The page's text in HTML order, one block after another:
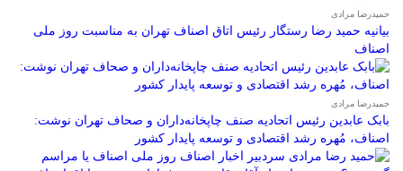
حمیدرضا مرادی
بیانیه حمید رضا رستگار رئیس اتاق اصناف تهران به مناسبت روز ملی
اصناف
حمیدرضا مرادی
بابک عابدین رئیس اتحادیه صنف چاپخانه‌داران و صحاف تهران نوشت:
اصناف، مُهره رشد اقتصادی و توسعه پایدار کشور